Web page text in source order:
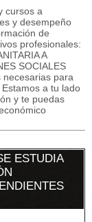
cursos a
y desempeño
de
profesionales:
A
SOCIALES
necesarias para
a tu lado
y te puedas
ESTUDIA